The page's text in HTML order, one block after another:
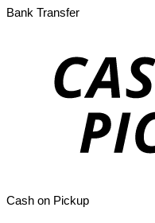
Bank Transfer
Cash on Pickup